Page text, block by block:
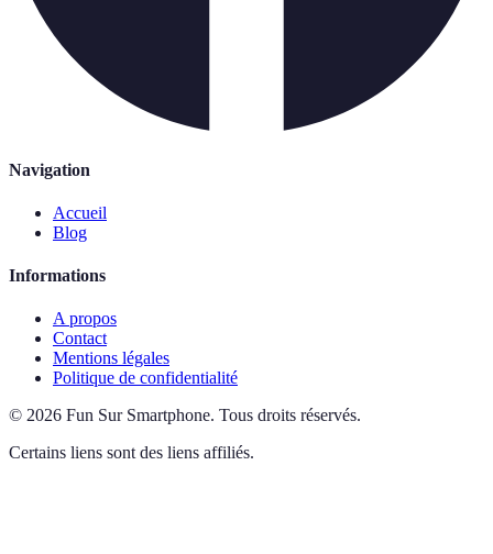
Navigation
Accueil
Blog
Informations
A propos
Contact
Mentions légales
Politique de confidentialité
© 2026 Fun Sur Smartphone. Tous droits réservés.
Certains liens sont des liens affiliés.